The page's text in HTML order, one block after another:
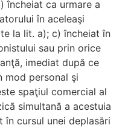
încheiat ca urmare a
în aceleaşi
la lit. a); c) încheiat în
sau prin orice
imediat după ce
mod personal şi
spaţiul comercial al
simultană a acestuia
în cursul unei deplasări